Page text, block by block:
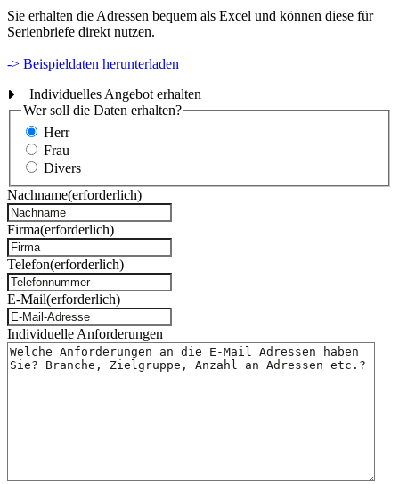
Sie erhalten die Adressen bequem als Excel und können diese für
Serienbriefe direkt nutzen.
-> Beispieldaten herunterladen
Individuelles Angebot erhalten
Wer soll die Daten erhalten?
Herr
Frau
Divers
Nachname(erforderlich)
Firma(erforderlich)
Telefon(erforderlich)
E-Mail(erforderlich)
Individuelle Anforderungen